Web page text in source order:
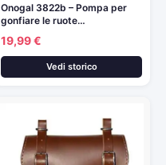
Onogal 3822b – Pompa per
gonfiare le ruote…
19,99 €
Vedi storico